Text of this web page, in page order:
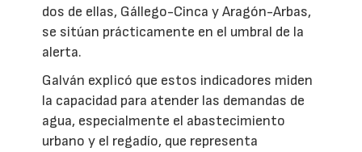
dos de ellas, Gállego-Cinca y Aragón-Arbas,
se sitúan prácticamente en el umbral de la
alerta.
Galván explicó que estos indicadores miden
la capacidad para atender las demandas de
agua, especialmente el abastecimiento
urbano y el regadío, que representa